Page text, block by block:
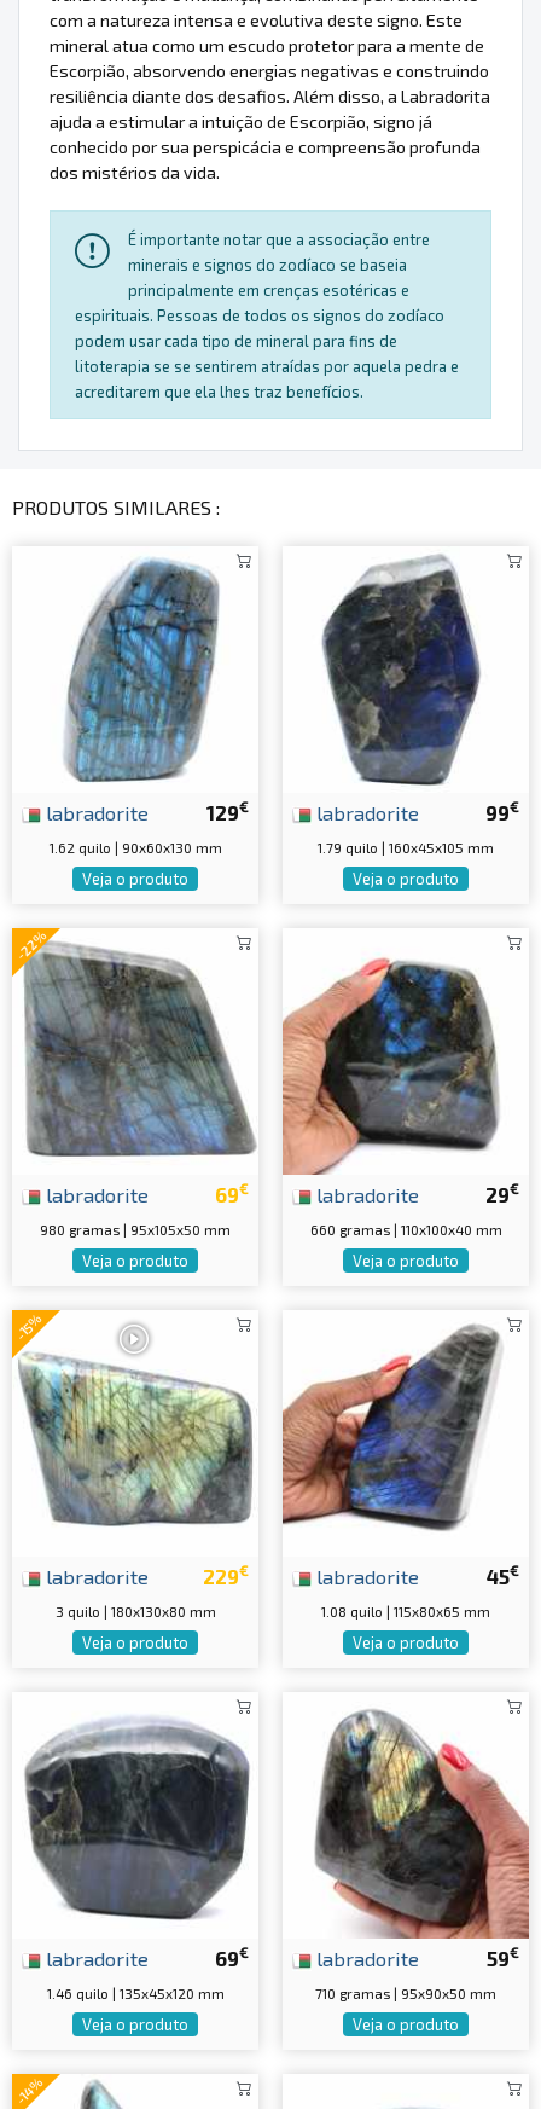
com a natureza intensa e evolutiva deste signo. Este
mineral atua como um escudo protetor para a mente de
Escorpião, absorvendo energias negativas e construindo
resiliência diante dos desafios. Além disso, a Labradorita
ajuda a estimular a intuição de Escorpião, signo já
conhecido por sua perspicácia e compreensão profunda
dos mistérios da vida.
É importante notar que a associação entre
minerais e signos do zodíaco se baseia
principalmente em crenças esotéricas e
espirituais. Pessoas de todos os signos do zodíaco
podem usar cada tipo de mineral para fins de
litoterapia se se sentirem atraídas por aquela pedra e
acreditarem que ela lhes traz benefícios.
PRODUTOS SIMILARES :
129€
labradorite
1.62 quilo | 90x60x130 mm
Veja o produto
99€
labradorite
1.79 quilo | 160x45x105 mm
Veja o produto
-22%
69€
labradorite
980 gramas | 95x105x50 mm
Veja o produto
29€
labradorite
660 gramas | 110x100x40 mm
Veja o produto
-15%
229€
labradorite
3 quilo | 180x130x80 mm
Veja o produto
45€
labradorite
1.08 quilo | 115x80x65 mm
Veja o produto
69€
labradorite
1.46 quilo | 135x45x120 mm
Veja o produto
59€
labradorite
710 gramas | 95x90x50 mm
Veja o produto
-14%